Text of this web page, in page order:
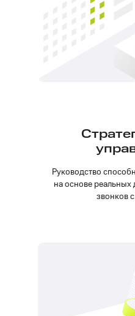
Руководство
на основе реальных
звонков